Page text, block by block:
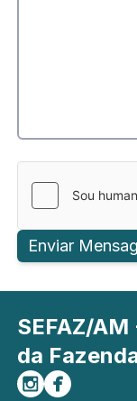
Enviar
SEFAZ/
da
Siga-nos no
Curta-nos no